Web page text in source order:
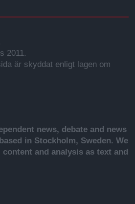
2011.
är skyddat enligt lagen om
news, debate and news
in Stockholm, Sweden. We
and analysis as text and